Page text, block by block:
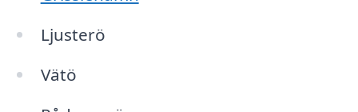
Ljusterö
Vätö